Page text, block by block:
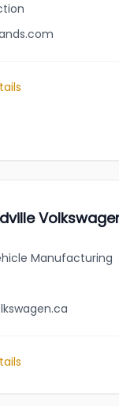
Manufacturing